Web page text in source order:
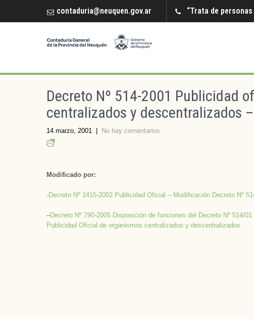
contaduria@neuquen.gov.ar “Trata de
Decreto Nº 514-2001 Publicidad
centralizados y descentralizados
14 marzo, 2001 No hay comentarios
Modificado por:
-Decreto Nº 1415-2002 Publicidad Oficial – Modificación Decreto Nº
–Decreto Nº 790-2005 Disposición de funciones del Decreto Nº 514/
Publicidad Oficial de organismos centralizados y descentralizados